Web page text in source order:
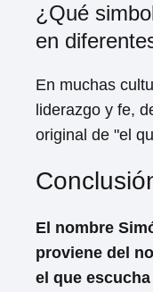
¿Qué
en
En muchas
liderazgo y fe,
original de "el
El nombre
proviene del
el que